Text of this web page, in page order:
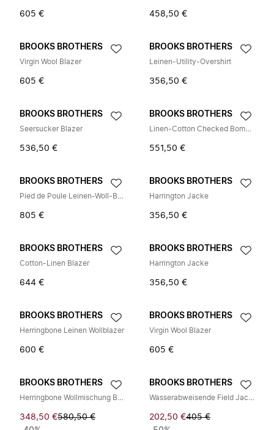
605 € 458,50 €
BROOKS BROTHERS
Virgin Wool Blazer
605 €
BROOKS BROTHERS
Leinen-Utility-Overshirt
356,50 €
BROOKS BROTHERS
Seersucker Blazer
536,50 €
BROOKS BROTHERS
Linen-Cotton Checked Bomber Jacket
551,50 €
BROOKS BROTHERS
Pied de Poule Leinen-Woll-Blazer
805 €
BROOKS BROTHERS
Harrington Jacke
356,50 €
BROOKS BROTHERS
Cotton-Linen Blazer
644 €
BROOKS BROTHERS
Harrington Jacke
356,50 €
BROOKS BROTHERS
Herringbone Leinen Wollblazer
600 €
BROOKS BROTHERS
Virgin Wool Blazer
605 €
BROOKS BROTHERS
Herringbone Wollmischung Blazer
348,50 €580,50 €
BROOKS BROTHERS
Wasserabweisende Field Jacket mit Pfirsich-Touch
202,50 €405 €